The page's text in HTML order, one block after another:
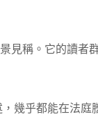
見稱。它的讀者
幾乎都能在法庭